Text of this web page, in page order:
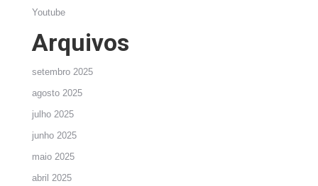
Youtube
Arquivos
setembro 2025
agosto 2025
julho 2025
junho 2025
maio 2025
abril 2025